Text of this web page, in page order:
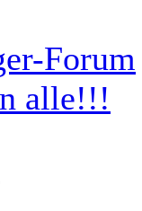
Forum
alle!!!